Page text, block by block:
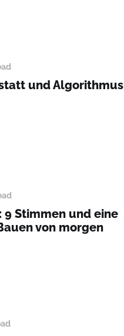
und Algorithmus
9 Stimmen und eine
von morgen